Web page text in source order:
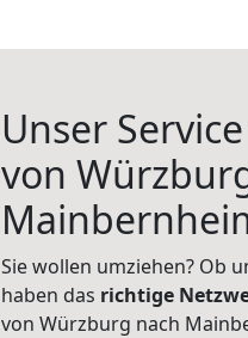
Unser
von
Sie wollen umziehen? Ob
haben das richtige
von Würzburg nach